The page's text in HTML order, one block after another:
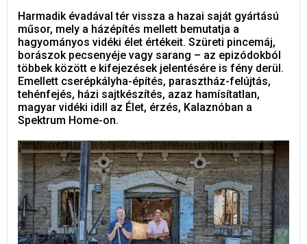
Harmadik évadával tér vissza a hazai saját gyártású
műsor, mely a házépítés mellett bemutatja a
hagyományos vidéki élet értékeit. Szüreti pincemáj,
borászok pecsenyéje vagy sarang – az epizódokból
többek között e kifejezések jelentésére is fény derül.
Emellett cserépkályha-építés, parasztház-felújtás,
tehénfejés, házi sajtkészítés, azaz hamísítatlan,
magyar vidéki idill az Élet, érzés, Kalaznóban a
Spektrum Home-on.